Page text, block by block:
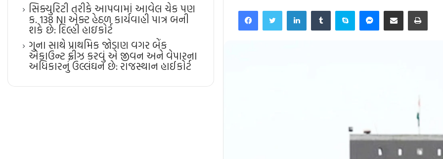
email
Facebook
TwitterLinkedInTumblrSkypeMessenger
Share via EmailPrint
સિક્યુરિટી તરીકે આપવામાં આવેલ ચેક પણ
ક. 138 NI એક્ટ હેઠળ કાર્યવાહી પાત્ર બની
શકે છે: દિલ્હી હાઇકોર્ટ
ગુના સાથે પ્રાથમિક જોડાણ વગર બેંક
એકાઉન્ટ ફ્રીઝ કરવું એ જીવન અને વેપારના
અધિકારનું ઉલ્લંઘન છે: રાજસ્થાન હાઈકોર્ટ